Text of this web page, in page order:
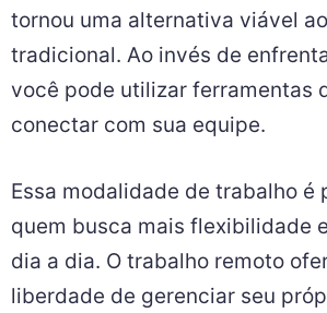
tornou uma alternativa viável
tradicional. Ao invés de
você pode utilizar ferramentas
conectar com sua equipe.
Essa modalidade de trabalho é
quem busca mais flexibilidade
dia a dia. O trabalho remoto
liberdade de gerenciar seu